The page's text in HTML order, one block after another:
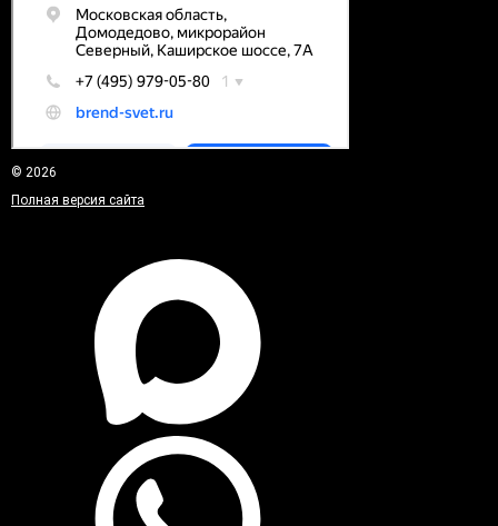
© 2026
Полная версия сайта